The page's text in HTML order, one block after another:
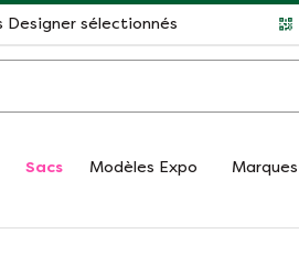
Designer sélectionnés
Sacs Modèles Expo Marques